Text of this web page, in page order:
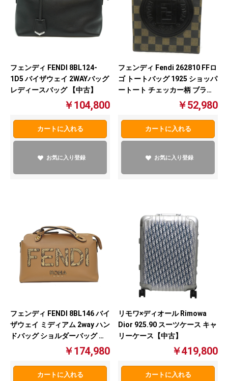
フェンディ FENDI 8BL124-
1D5 バイザウェイ 2WAYバッグ
レディースバッグ 【中古】
￥104,800
カートに入れる
お気に入り登録
フェンディ Fendi 262810 FFロ
ゴ トートバッグ 1925 ショッパ
ートート チェッカー柄 ブラウ
￥52,980
カートに入れる
お気に入り登録
フェンディ FENDI 8BL146 バイ
ザウェイ ミディアム 2way ハン
ドバッグ ショルダーバッグ レ
ザー ベージュ【中古】￥174,980
カートに入れる
リモワ×ディオール Rimowa
Dior 925.90 スーツケース キャ
リーケース【中古】
￥419,800
カートに入れる